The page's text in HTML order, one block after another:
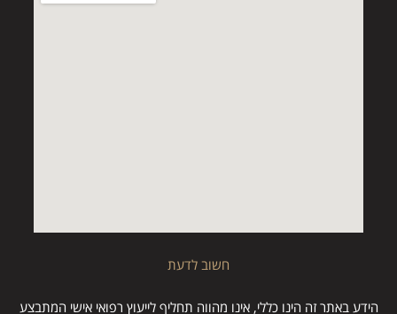
חשוב לדעת
הידע באתר זה הינו כללי, אינו מהווה תחליף לייעוץ רפואי אישי המתבצע